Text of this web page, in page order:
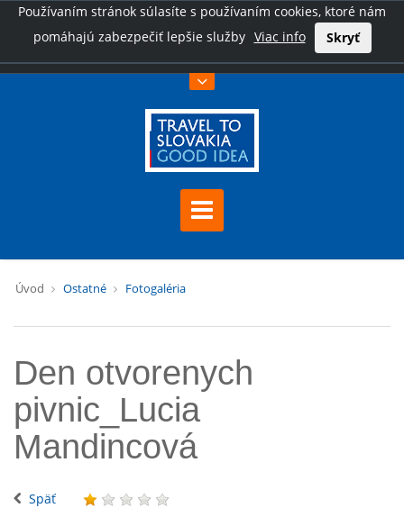
Používaním stránok súlasíte s používaním cookies, ktoré nám
pomáhajú zabezpečiť lepšie služby Viac info Skryť
Úvod Ostatné Fotogaléria
Den otvorenych
pivnic_Lucia
Mandincová
Späť